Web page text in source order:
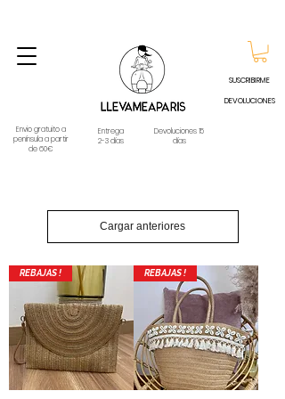
DEVOLUCIONES
SUSCRIBIRME
Envio gratuito a
península a partir
de 60€
Entrega
2-3 días
Devoluciones 15
días
Cargar anteriores
REBAJAS ! REBAJAS !